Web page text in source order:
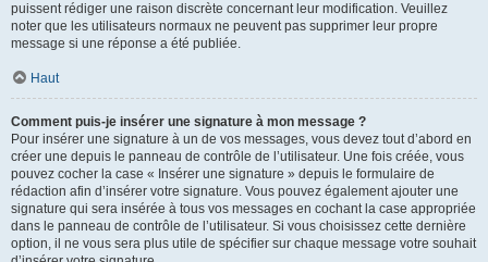
puissent rédiger une raison discrète concernant leur modification. Veuillez
noter que les utilisateurs normaux ne peuvent pas supprimer leur propre
message si une réponse a été publiée.
Haut
Comment puis-je insérer une signature à mon message ?
Pour insérer une signature à un de vos messages, vous devez tout d’abord en
créer une depuis le panneau de contrôle de l’utilisateur. Une fois créée, vous
pouvez cocher la case « Insérer une signature » depuis le formulaire de
rédaction afin d’insérer votre signature. Vous pouvez également ajouter une
signature qui sera insérée à tous vos messages en cochant la case appropriée
dans le panneau de contrôle de l’utilisateur. Si vous choisissez cette dernière
option, il ne vous sera plus utile de spécifier sur chaque message votre souhait